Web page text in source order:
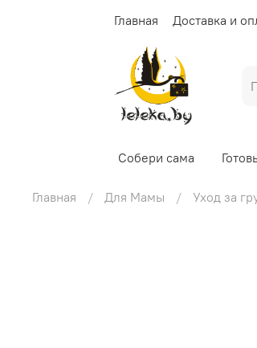
Главная Доставка и
Собери сама
Главная Для Мамы Уход за